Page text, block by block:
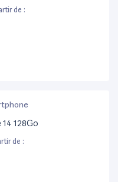
de :
128Go
de :